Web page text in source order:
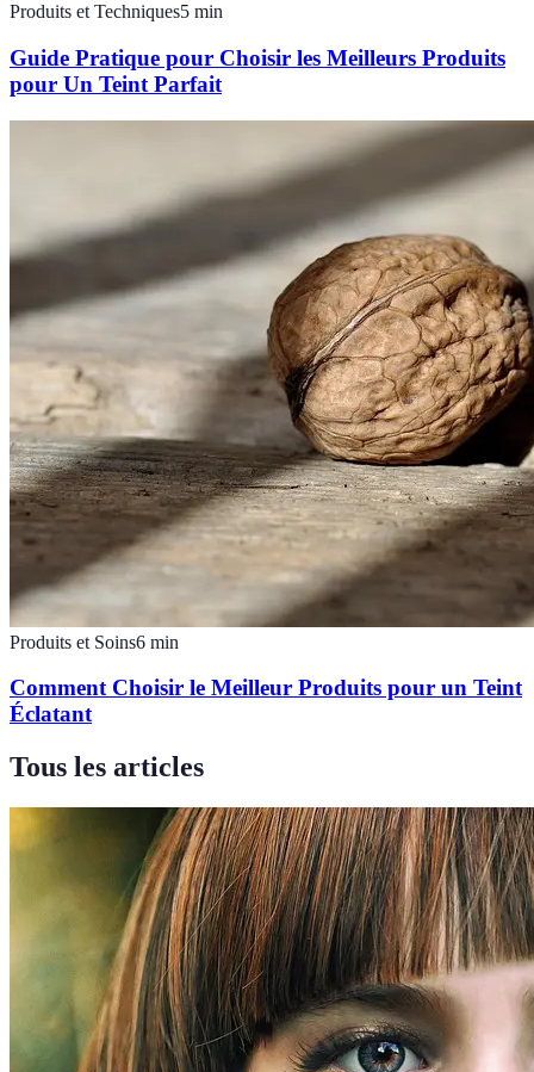
Produits et Techniques5 min
Guide Pratique pour Choisir les Meilleurs Produits
pour Un Teint Parfait
Produits et Soins6 min
Comment Choisir le Meilleur Produits pour un Teint
Éclatant
Tous les articles